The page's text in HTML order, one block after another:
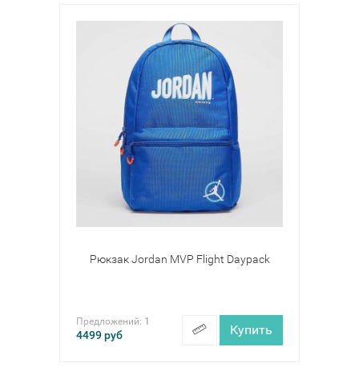
Рюкзак Jordan MVP Flight Daypack
Предложений: 1
4499руб Купить